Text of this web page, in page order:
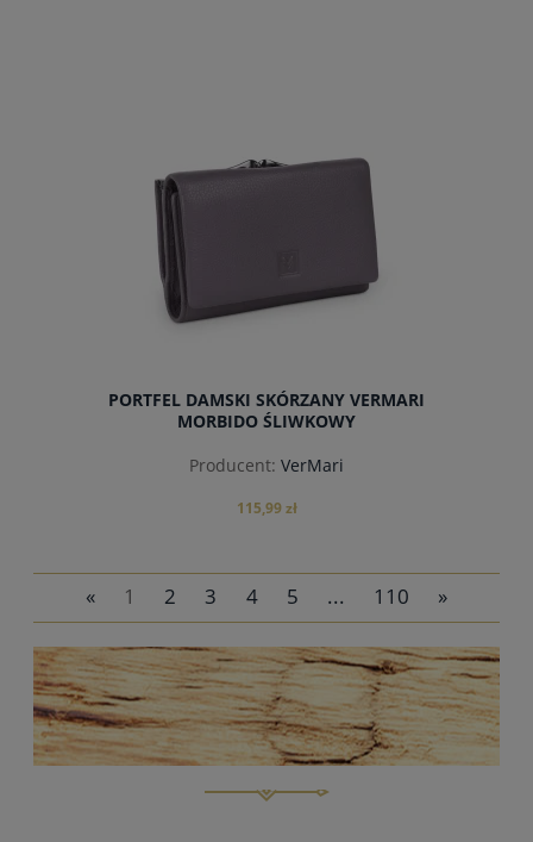
PORTFEL DAMSKI SKÓRZANY VERMARI
MORBIDO ŚLIWKOWY
Producent: VerMari
115,99 zł
powiadom o dostępności
« 1 2 3 4 5 ... 110 »